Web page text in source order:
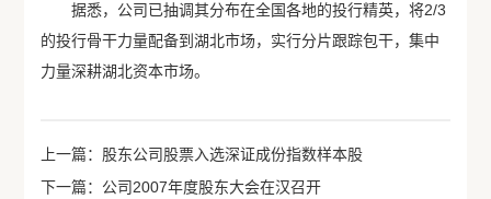
据悉，公司已抽调其分布在全国各地的投行精英，将2/3
的投行骨干力量配备到湖北市场，实行分片跟踪包干，集中
力量深耕湖北资本市场。
上一篇：股东公司股票入选深证成份指数样本股
下一篇：公司2007年度股东大会在汉召开